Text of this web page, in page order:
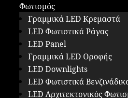
Φωτισμός
Γραμμικά LED Κρεμαστά
LED Φωτιστικά Ράγας
LED Panel
Γραμμικά LED Οροφής
LED Downlights
LED Φωτιστικά
LED Αρχιτεκτονικός